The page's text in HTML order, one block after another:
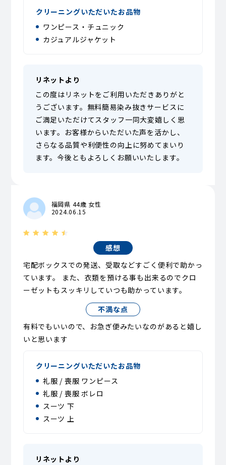
クリーニングいただいたお品物
ワンピース・チュニック
カジュアルジャケット
リネットより
この度はリネットをご利用いただきありがと
うございます。無料簡易染み抜きサービスに
ご満足いただけてスタッフ一同大変嬉しく思
います。お客様からいただいた声を活かし、
さらなる品質や利便性の向上に努めてまいり
ます。今後ともよろしくお願いいたします。
福岡県 44歳 女性
2024.06.15
感想
宅配ボックスでの発送、受取などすごく便利で助かっ
ています。 また、衣類を預ける事も出来るのでクロ
ーゼットもスッキリしていつも助かっています。
不満な点
有料でもいいので、お急ぎ便みたいなのがあると嬉し
いと思います
クリーニングいただいたお品物
礼服 / 喪服 ワンピース
礼服 / 喪服 ボレロ
スーツ 下
スーツ 上
リネットより